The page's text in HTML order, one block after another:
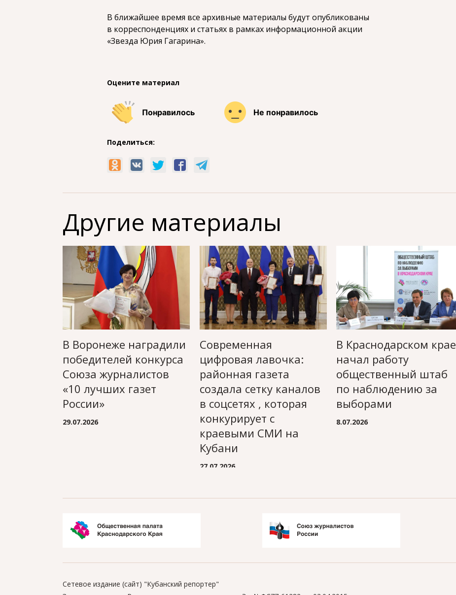
В ближайшее время все архивные материалы будут опубликованы
в корреспонденциях и статьях в рамках информационной акции
«Звезда Юрия Гагарина».
Оцените материал
Понравилось Не понравилось
Поделиться:
Другие материалы
В Воронеже наградили
победителей конкурса
Союза журналистов
«10 лучших газет
России»
29.07.2026
Современная
цифровая лавочка:
районная газета
создала сетку каналов
в соцсетях , которая
конкурирует с
краевыми СМИ на
Кубани
27.07.2026
В Краснодарском крае
начал работу
общественный штаб
по наблюдению за
выборами
8.07.2026
Сетевое издание (сайт) "Кубанский репортер"